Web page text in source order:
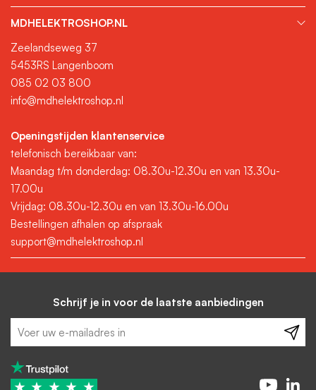
MDHELEKTROSHOP.NL
Zeelandseweg 37
5453RS Langenboom
085 02 03 800
info@mdhelektroshop.nl
Openingstijden klantenservice
telefonisch bereikbaar van:
Maandag t/m donderdag: 08.30u-12.30u en van 13.30u-
17.00u
Vrijdag: 08.30u-12.30u en van 13.30u-16.00u
Bestellingen afhalen op afspraak
support@mdhelektroshop.nl
Schrijf je in voor de laatste aanbiedingen
★ ★ ★ ★ ★